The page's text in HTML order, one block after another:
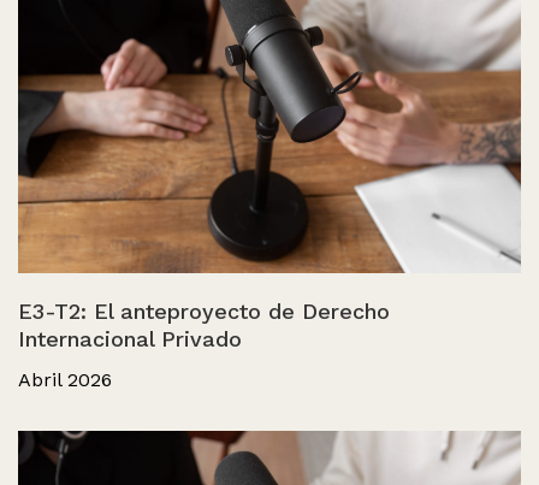
E3-T2: El anteproyecto de Derecho
Internacional Privado
Abril 2026